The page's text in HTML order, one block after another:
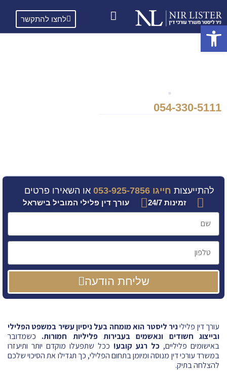
פתח סרגל נגישות
לחצו להתקשר
.
054-330-5111
להתייעצות חייגו 053-925-7856 או השאירו פרטים
זמינות 24/7 עורך דין פלילי המוביל בישראל
שליחת הודעה
עורך דין פליליניר ליסטר הוא מומחה בעל ניסיון עשיר במשפט הפלילי
ובייצוג חשודים ונאשמים בעבירות פליליות חמורות. כשמדובר
באישומים פליליים, כל רגע קובע! ככל שתפעלו מוקדם יותר ותיעזרו
במשרד עורכי דין מנוסה ומיומן בתחום הפלילי, כך תגדילו את הסיכוי שלכם
להצלחה בתיק.